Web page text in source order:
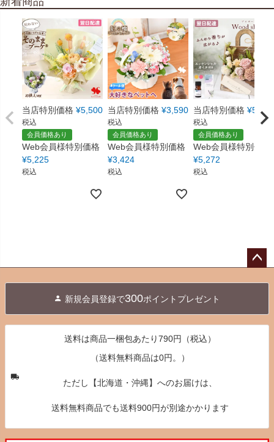
当店特別価格 ¥5,500
税込
会員価格あり
Web会員様特別価格
¥5,225
税込
当店特別価格 ¥3,590
税込
会員価格あり
Web会員様特別価格
¥3,424
税込
当店特別価格 ¥5,550
税込
会員価格あり
Web会員様特別価格
¥5,272
税込
へ
新規会員登録で300ポイントプレゼント
送料は商品一梱包あたり790円（税込）
（送料無料商品は0円。）
ただし【北海道・沖縄】へのお届けは、
送料無料商品でも送料900円が別途かかります